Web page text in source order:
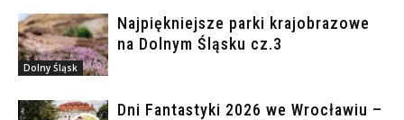
Dolny Śląsk
Najpiękniejsze parki krajobrazowe
na Dolnym Śląsku cz.3
Dni Fantastyki 2026 we Wrocławiu –